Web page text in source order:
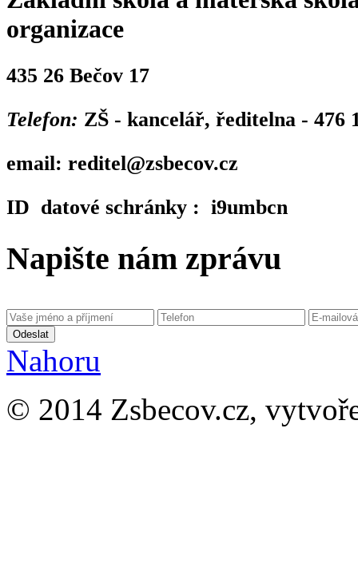
organizace
435 26 Bečov 17
Telefon: ZŠ - kancelář, ředitelna - 476
email: reditel@zsbecov.cz
ID datové schránky : i9umbcn
Napište nám zprávu
Odeslat
Nahoru
© 2014 Zsbecov.cz,